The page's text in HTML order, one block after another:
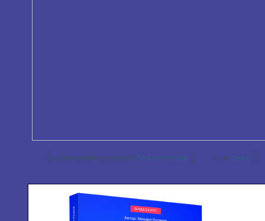
Опубликовано в рубрике Без категории | Теги стихи |